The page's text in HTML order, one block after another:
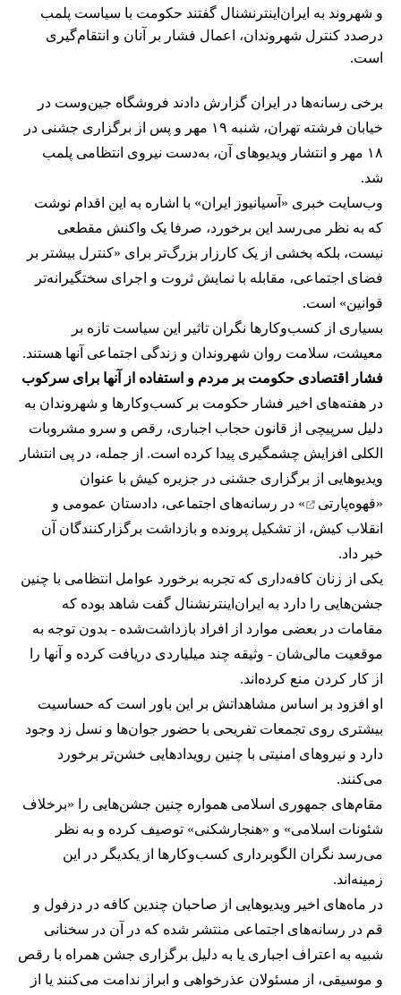
و شهروند به ایران‌اینترنشنال گفتند حکومت با سیاست پلمب
درصدد کنترل شهروندان، اعمال فشار بر آنان و انتقام‌گیری
است.
برخی رسانه‌ها در ایران گزارش دادند فروشگاه جین‌وست در
خیابان فرشته تهران، شنبه ۱۹ مهر و پس از برگزاری جشنی در
۱۸ مهر و انتشار ویدیوهای آن، به‌دست نیروی انتظامی پلمب
شد.
وب‌سایت خبری «آسیانیوز ایران» با اشاره به این اقدام نوشت
که به نظر می‌رسد این برخورد، صرفا یک واکنش مقطعی
نیست، بلکه بخشی از یک کارزار بزرگ‌تر برای «کنترل بیشتر بر
فضای اجتماعی، مقابله با نمایش ثروت و اجرای سختگیرانه‌تر
قوانین» است.
بسیاری از کسب‌وکارها نگران تاثیر این سیاست‌ تازه بر
معیشت، سلامت روان شهروندان و زندگی اجتماعی آنها هستند.
فشار اقتصادی حکومت بر مردم و استفاده از آنها برای سرکوب
در هفته‌های اخیر فشار حکومت بر کسب‌وکارها و شهروندان به
دلیل سرپیچی از قانون حجاب اجباری، رقص و سرو مشروبات
الکلی افزایش چشمگیری پیدا کرده است. از جمله، در پی انتشار
ویدیوهایی از برگزاری جشنی در جزیره کیش با عنوان
«قهوه‌پارتی
» در رسانه‌های اجتماعی، دادستان عمومی و
انقلاب کیش، از تشکیل پرونده و بازداشت برگزارکنندگان آن
خبر داد.
یکی از زنان کافه‌داری که تجربه برخورد عوامل انتظامی با چنین
جشن‌هایی را دارد به ایران‌اینترنشنال گفت شاهد بوده که
مقامات در بعضی موارد از افراد بازداشت‌‌شده - بدون توجه به
موقعیت مالی‌شان - وثیقه چند میلیاردی دریافت کرده و آنها را
از کار کردن منع کرده‌اند.
او افزود بر اساس مشاهداتش بر این باور است که حساسیت
بیشتری روی تجمعات تفریحی با حضور جوان‌ها و نسل زد وجود
دارد و نیروهای امنیتی با چنین رویدادهایی خشن‌تر برخورد
می‌کنند.
مقام‌های جمهوری اسلامی همواره چنین جشن‌هایی را «برخلاف
شئونات اسلامی» و «هنجارشکنی» توصیف کرده و به نظر
می‌رسد نگران الگوبرداری کسب‌وکارها از یکدیگر در این
زمینه‌اند.
در ماه‌های اخیر ویدیوهایی از صاحبان چندین کافه در دزفول و
قم در رسانه‌های اجتماعی منتشر شده که در آن در سخنانی
شبیه به اعتراف اجباری یا به دلیل برگزاری جشن همراه با رقص
و موسیقی، از مسئولان عذرخواهی و ابراز ندامت می‌کنند یا از